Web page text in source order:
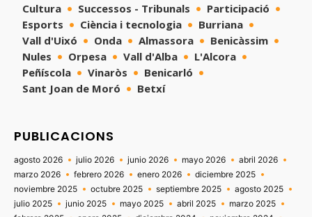
Cultura
Successos - Tribunals
Participació
Esports
Ciència i tecnologia
Burriana
Vall d'Uixó
Onda Almassora
Benicàssim
Nules
Orpesa Vall d'Alba
L'Alcora
Peñíscola
Vinaròs
Benicarló
Sant Joan de Moró
Betxí
PUBLICACIONS
agosto 2026 julio 2026 junio 2026 mayo 2026
abril 2026
marzo 2026
febrero 2026 enero 2026
diciembre 2025
noviembre 2025
octubre 2025 septiembre 2025
agosto 2025
julio 2025
junio 2025 mayo 2025 abril 2025
marzo 2025